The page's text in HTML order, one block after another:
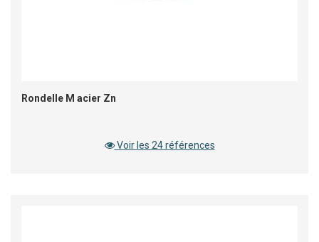
Rondelle M acier Zn
Voir les 24 références